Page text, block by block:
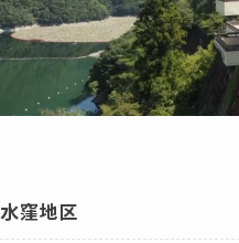
水窪地区